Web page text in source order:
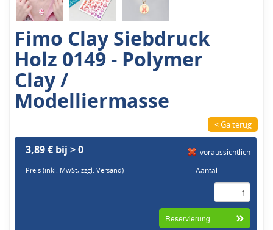
Fimo Clay Siebdruck
Holz 0149 - Polymer
Clay /
Modelliermasse
< Ga terug
3,89 € bij > 0
Preis (inkl. MwSt,zzgl. Versand)
voraussichtlich
Aantal